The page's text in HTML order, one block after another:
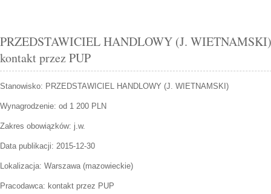
PRZEDSTAWICIEL HANDLOWY (J. WIETNAMSKI)
kontakt przez PUP
Stanowisko: PRZEDSTAWICIEL HANDLOWY (J. WIETNAMSKI)
Wynagrodzenie: od 1 200 PLN
Zakres obowiązków: j.w.
Data publikacji: 2015-12-30
Lokalizacja: Warszawa(mazowieckie)
Pracodawca: kontakt przez PUP